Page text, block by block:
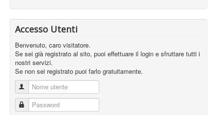
Accesso Utenti
Benvenuto, caro visitatore.
Se sei già registrato al sito, puoi effettuare il login e sfruttare tutti i
nostri servizi.
Se non sei registrato puoi farlo gratuitamente.
Nome utente
Password